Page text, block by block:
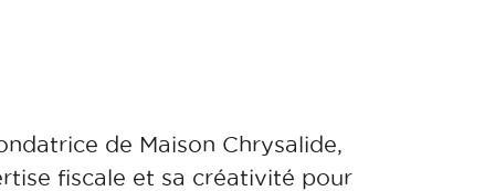
de Maison Chrysalide,
fiscale et sa créativité pour